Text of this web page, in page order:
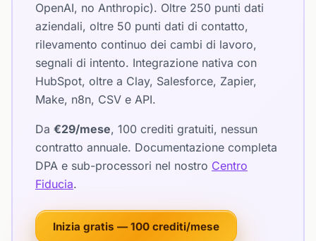
OpenAI, no Anthropic). Oltre 250 punti dati
aziendali, oltre 50 punti dati di contatto,
rilevamento continuo dei cambi di lavoro,
segnali di intento. Integrazione nativa con
HubSpot, oltre a Clay, Salesforce, Zapier,
Make, n8n, CSV e API.
Da €29/mese, 100 crediti gratuiti, nessun
contratto annuale. Documentazione completa
DPA e sub-processori nel nostro Centro
Fiducia.
Inizia gratis — 100 crediti/mese